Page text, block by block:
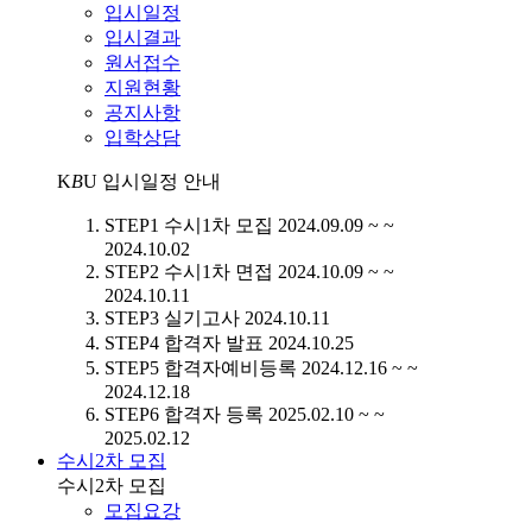
입시일정
입시결과
원서접수
지원현황
공지사항
입학상담
KBU 입시일정 안내
STEP1 수시1차 모집 2024.09.09 ~ ~
2024.10.02
STEP2 수시1차 면접 2024.10.09 ~ ~
2024.10.11
STEP3 실기고사 2024.10.11
STEP4 합격자 발표 2024.10.25
STEP5 합격자예비등록 2024.12.16 ~ ~
2024.12.18
STEP6 합격자 등록 2025.02.10 ~ ~
2025.02.12
수시2차 모집
수시2차 모집
모집요강